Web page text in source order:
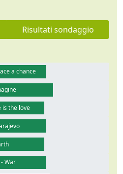
Risultati sondaggio
a chance
is the love
War